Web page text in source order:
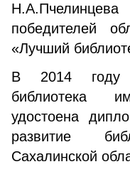
победителей
«Лучший
В 2014 году
библиотека
удостоена
развитие
Сахалинской